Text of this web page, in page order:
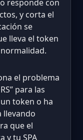
responde con
y corta el
se
lleva el token
el problema
para las
token o ha
llevando
que el
y tu SPA